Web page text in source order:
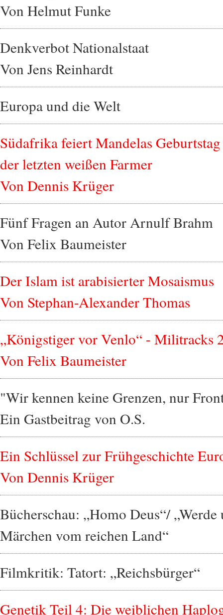
Von Helmut Funke
Denkverbot Nationalstaat
Von Jens Reinhardt
Europa und die Welt
Südafrika feiert Mandelas
der letzten weißen Farmer
Von Dennis Krüger
Fünf Fragen an Autor Arnulf Brahm
Von Felix Baumeister
Der Islam ist arabisierter Mosaismus
Von Stephan-Alexander Thomas
„Königstiger vor Venlo“ - Militracks
Von Felix Baumeister
"Wir kennen keine Grenzen, nur
Ein Gastbeitrag von O.S.
Ein Schlüssel zur Frühgeschichte
Von Dennis Krüger
Bücherschau: „Homo Deus“/
Märchen vom reichen Land“
Filmkritik: Tatort: „Reichsbürger“
Genetik Teil 4: Die weiblichen